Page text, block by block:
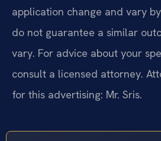
application change and vary
do not guarantee a similar
vary. For advice about your
consult a licensed attorney.
for this advertising: Mr. Sris.